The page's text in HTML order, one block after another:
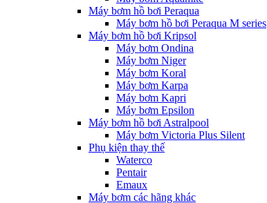
Máy bơm hồ bơi Peraqua
Máy bơm hồ bơi Peraqua M series
Máy bơm hồ bơi Kripsol
Máy bơm Ondina
Máy bơm Niger
Máy bơm Koral
Máy bơm Karpa
Máy bơm Kapri
Máy bơm Epsilon
Máy bơm hồ bơi Astralpool
Máy bơm Victoria Plus Silent
Phụ kiện thay thế
Waterco
Pentair
Emaux
Máy bơm các hãng khác